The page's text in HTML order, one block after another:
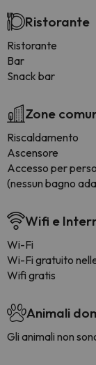
Ristorante
Ristorante
Bar
Snack bar
Zone
Riscaldamento
Ascensore
Accesso per
(nessun bagno
Wifi e
Wi-Fi
Wi-Fi gratuito
Wifi gratis
Animali
Gli animali non